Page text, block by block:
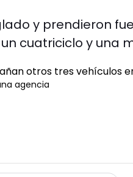
y prendieron
cuatriciclo y una
agencia